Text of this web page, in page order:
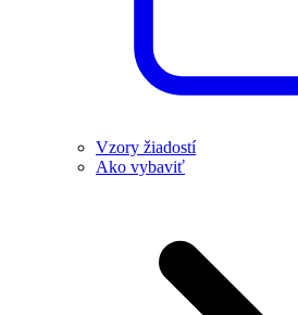
Vzory žiadostí
Ako vybaviť